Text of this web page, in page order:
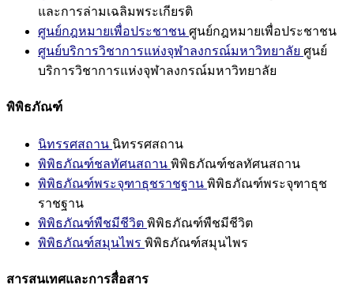
และการล่ามเฉลิมพระเกียรติ
ศูนย์กฎหมายเพื่อประชาชน ศูนย์กฎหมายเพื่อประชาชน
ศูนย์บริการวิชาการแห่งจุฬาลงกรณ์มหาวิทยาลัย ศูนย์
บริการวิชาการแห่งจุฬาลงกรณ์มหาวิทยาลัย
พิพิธภัณฑ์
นิทรรศสถาน นิทรรศสถาน
พิพิธภัณฑ์ชลทัศนสถาน พิพิธภัณฑ์ชลทัศนสถาน
พิพิธภัณฑ์พระจุฑาธุชราชฐาน พิพิธภัณฑ์พระจุฑาธุช
ราชฐาน
พิพิธภัณฑ์พืชมีชีวิต พิพิธภัณฑ์พืชมีชีวิต
พิพิธภัณฑ์สมุนไพร พิพิธภัณฑ์สมุนไพร
สารสนเทศและการสื่อสาร